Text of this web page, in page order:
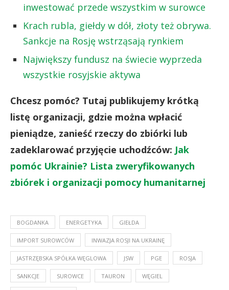
inwestować przede wszystkim w surowce
Krach rubla, giełdy w dół, złoty też obrywa.
Sankcje na Rosję wstrząsają rynkiem
Największy fundusz na świecie wyprzeda
wszystkie rosyjskie aktywa
Chcesz pomóc? Tutaj publikujemy krótką
listę organizacji, gdzie można wpłacić
pieniądze, zanieść rzeczy do zbiórki lub
zadeklarować przyjęcie uchodźców: Jak
pomóc Ukrainie? Lista zweryfikowanych
zbiórek i organizacji pomocy humanitarnej
BOGDANKA ENERGETYKA GIEŁDA
IMPORT SUROWCÓW INWAZJA ROSJI NA UKRAINĘ
JASTRZĘBSKA SPÓŁKA WĘGLOWA JSW PGE ROSJA
SANKCJE SUROWCE TAURON WĘGIEL